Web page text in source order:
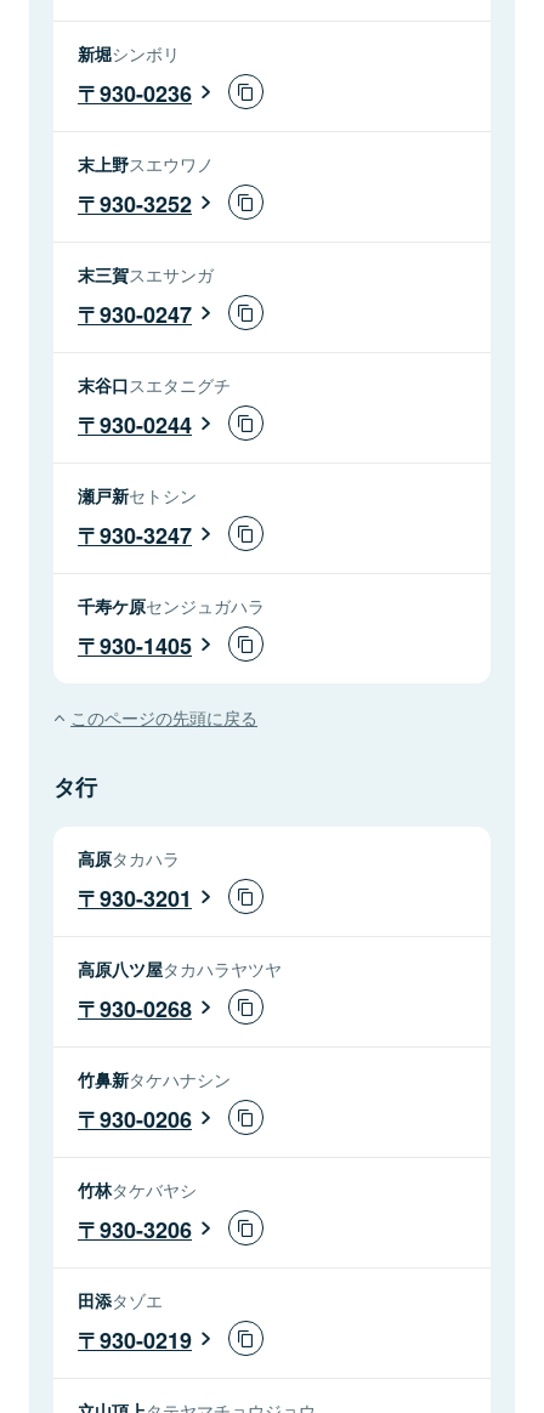
新堀シンボリ
930-0236
末上野スエウワノ
930-3252
末三賀スエサンガ
930-0247
末谷口スエタニグチ
930-0244
瀬戸新セトシン
930-3247
千寿ケ原センジュガハラ
930-1405
このページの先頭に戻る
タ行
高原タカハラ
930-3201
高原八ツ屋タカハラヤツヤ
930-0268
竹鼻新タケハナシン
930-0206
竹林タケバヤシ
930-3206
田添タゾエ
930-0219